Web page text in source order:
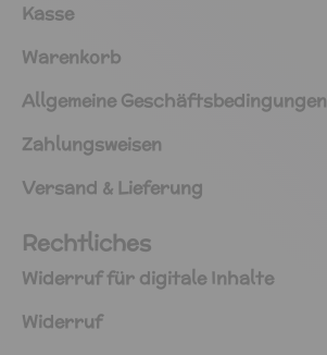
Kasse
Warenkorb
Allgemeine Geschäftsbedingungen
Zahlungsweisen
Versand & Lieferung
Rechtliches
Widerruf für digitale Inhalte
Widerruf